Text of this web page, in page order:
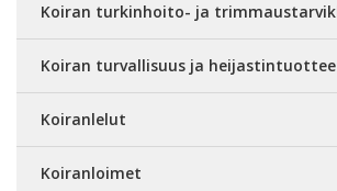
Koiran turkinhoito- ja
Koiran turvallisuus ja
Koiranlelut
Koiranloimet